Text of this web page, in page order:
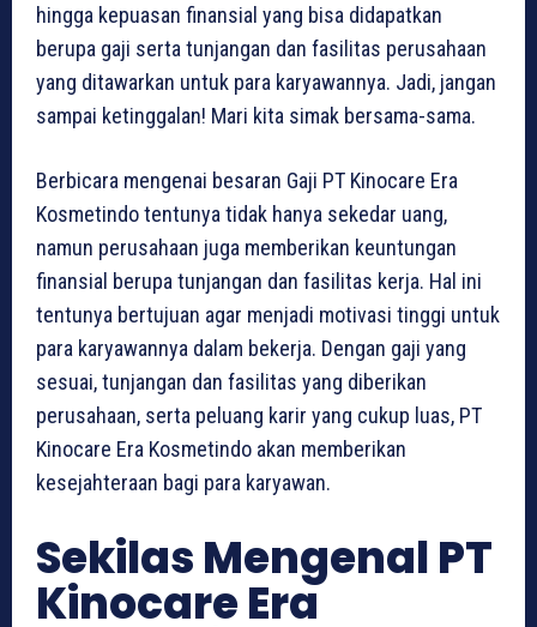
hingga kepuasan finansial yang bisa didapatkan
berupa gaji serta tunjangan dan fasilitas perusahaan
yang ditawarkan untuk para karyawannya. Jadi, jangan
sampai ketinggalan! Mari kita simak bersama-sama.
Berbicara mengenai besaran Gaji PT Kinocare Era
Kosmetindo tentunya tidak hanya sekedar uang,
namun perusahaan juga memberikan keuntungan
finansial berupa tunjangan dan fasilitas kerja. Hal ini
tentunya bertujuan agar menjadi motivasi tinggi untuk
para karyawannya dalam bekerja. Dengan gaji yang
sesuai, tunjangan dan fasilitas yang diberikan
perusahaan, serta peluang karir yang cukup luas, PT
Kinocare Era Kosmetindo akan memberikan
kesejahteraan bagi para karyawan.
Sekilas Mengenal PT
Kinocare Era